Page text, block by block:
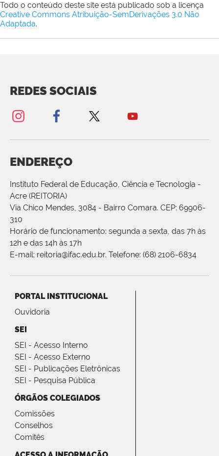
Todo o conteúdo deste site está publicado sob a licença
Creative Commons Atribuição-SemDerivações 3.0 Não
Adaptada.
REDES SOCIAIS
ENDEREÇO
Instituto Federal de Educação, Ciência e Tecnologia -
Acre (REITORIA)
Via Chico Mendes, 3084 - Bairro Comara. CEP: 69906-
310
Horário de funcionamento: segunda a sexta, das 7h às
12h e das 14h às 17h
E-mail: reitoria@ifac.edu.br. Telefone: (68) 2106-6834
PORTAL INSTITUCIONAL
Ouvidoria
SEI
SEI - Acesso Interno
SEI - Acesso Externo
SEI - Publicações Eletrônicas
SEI - Pesquisa Pública
ÓRGÃOS COLEGIADOS
Comissões
Conselhos
Comitês